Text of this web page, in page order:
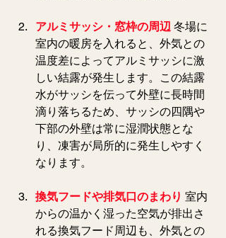
アルミサッシ・窓枠の周辺 冬場に
室内の暖房を入れると、外気との
温度差によってアルミサッシに激
しい結露が発生します。この結露
水がサッシを伝って外壁に長時間
滴り落ちるため、サッシの四隅や
下部の外壁は常に湿潤状態とな
り、凍害が局所的に発生しやすく
なります。
換気フードや排気口のまわり 室内
からの温かく湿った空気が排出さ
れる換気フード周辺も、外気との